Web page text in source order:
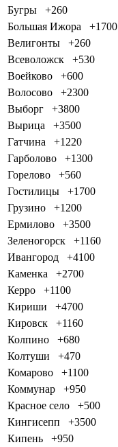
Бугры
+260
Большая Ижора
+1700
Велигонты
+260
Всеволожск
+530
Воейково
+600
Волосово
+2300
Выборг
+3800
Вырица
+3500
Гатчина
+1220
Гарболово
+1300
Горелово
+560
Гостилицы
+1700
Грузино
+1200
Ермилово
+3500
Зеленогорск
+1160
Ивангород
+4100
Каменка
+2700
Керро
+1100
Кириши
+4700
Кировск
+1160
Колпино
+680
Колтуши
+470
Комарово
+1100
Коммунар
+950
Красное село
+500
Кингисепп
+3500
Кипень
+950